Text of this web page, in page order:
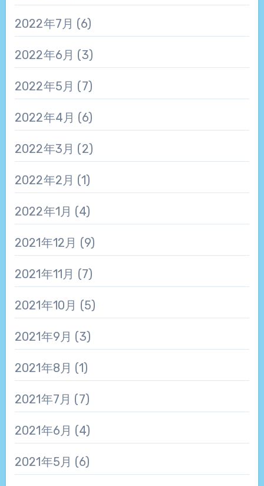
2022年7月 (6)
2022年6月 (3)
2022年5月 (7)
2022年4月 (6)
2022年3月 (2)
2022年2月 (1)
2022年1月 (4)
2021年12月 (9)
2021年11月 (7)
2021年10月 (5)
2021年9月 (3)
2021年8月 (1)
2021年7月 (7)
2021年6月 (4)
2021年5月 (6)